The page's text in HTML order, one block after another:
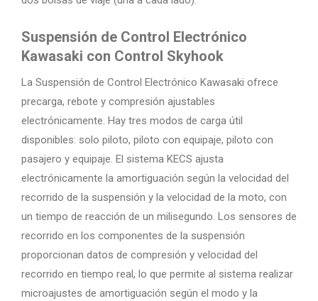
Suspensión de Control Electrónico
Kawasaki con Control Skyhook
La Suspensión de Control Electrónico Kawasaki ofrece
precarga, rebote y compresión ajustables
electrónicamente. Hay tres modos de carga útil
disponibles: solo piloto, piloto con equipaje, piloto con
pasajero y equipaje. El sistema KECS ajusta
electrónicamente la amortiguación según la velocidad del
recorrido de la suspensión y la velocidad de la moto, con
un tiempo de reacción de un milisegundo. Los sensores de
recorrido en los componentes de la suspensión
proporcionan datos de compresión y velocidad del
recorrido en tiempo real, lo que permite al sistema realizar
microajustes de amortiguación según el modo y la